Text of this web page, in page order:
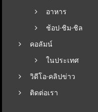
อาหาร
ช้อป-ชิม-ชิล
คอลัมน์
ในประเทศ
วิดีโอ-คลิปข่าว
ติดต่อเรา